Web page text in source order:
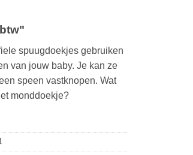
spuugdoekjes gebruiken
van jouw baby. Je kan ze
speen vastknopen. Wat
monddoekje?